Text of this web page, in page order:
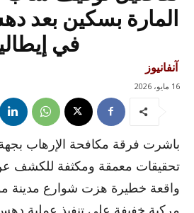
المارة بسكين بعد
في
آنفانيوز
16 مايو، 2026
باشرت فرقة مكافحة الإرهاب بجهة
تحقيقات معمقة ومكثفة للكشف
واقعة خطيرة هزت شوارع مدينة
مركبة خفيفة على تنفيذ عملية